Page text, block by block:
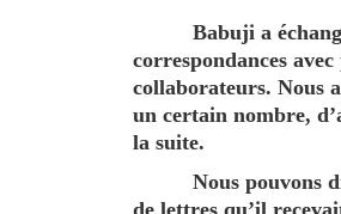
Babuji a échangé
correspondances
collaborateurs. Nous
un certain nombre,
la suite.
Nous pouvons